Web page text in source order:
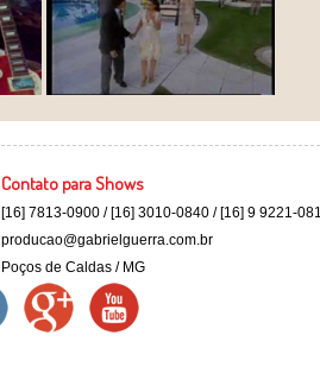
Contato para Shows
[16] 7813-0900 / [16] 3010-0840 / [16] 9 9221-
producao@gabrielguerra.com.br
Poços de Caldas / MG